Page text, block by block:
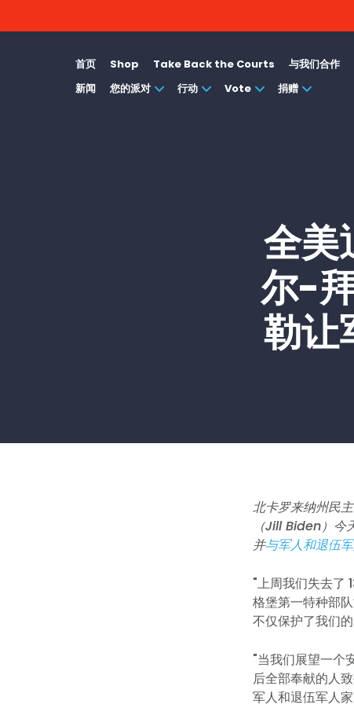
首页 Shop Take Back the Courts
与我们合作
新闻
您的派对 行动 Vote 捐赠
全美
尔-
勒让
北卡罗来纳州民
（Jill Biden）今
并与军人和退伍
"上周我们失去了
格堡第一特种部
不仅保护了我们
"当我们展望一个
后全部奉献的人
军人和退伍军人家